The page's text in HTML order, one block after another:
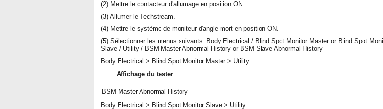
(2) Mettre le contacteur d'allumage en position ON.
(3) Allumer le Techstream.
(4) Mettre le système de moniteur d'angle mort en position ON.
(5) Sélectionner les menus suivants: Body Electrical / Blind Spot Monitor Master or Blind Spot
Slave / Utility / BSM Master Abnormal History or BSM Slave Abnormal History.
Body Electrical > Blind Spot Monitor Master > Utility
Affichage du tester
BSM Master Abnormal History
Body Electrical > Blind Spot Monitor Slave > Utility